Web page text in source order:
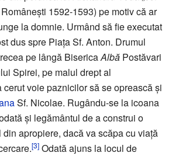
1592-1593) pe motiv că ar
la domnie. Urmând să fie executat
dus spre Piața Sf. Anton. Drumul
pe lângă BisericaAlbă Postăvari
Spirei, pe malul drept al
voie paznicilor să se oprească și
Sf. Nicolae. Rugându-se la icoana
și legământul de a construi o
apropiere, dacă va scăpa cu viață
[3] Odată ajuns la locul de